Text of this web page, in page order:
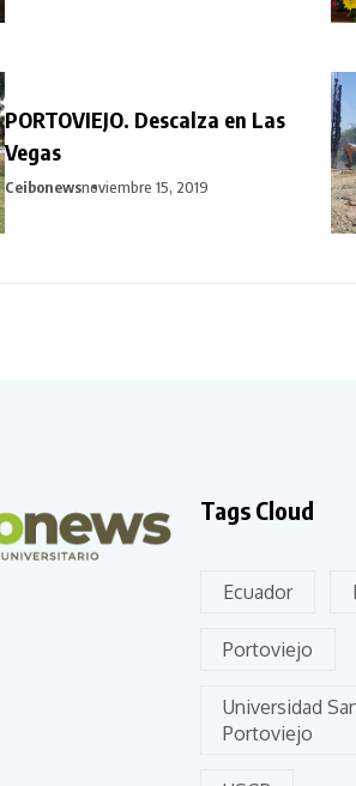
PORTOVIEJO. Descalza en Las
Vegas
Ceibonewsnoviembre 15, 2019
Tags Cloud
Ecuador
Portoviejo
Universidad
Portoviejo